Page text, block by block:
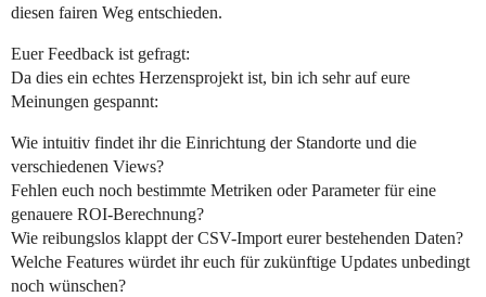
diesen fairen Weg entschieden.
Euer Feedback ist gefragt:
Da dies ein echtes Herzensprojekt ist, bin ich sehr auf eure
Meinungen gespannt:
Wie intuitiv findet ihr die Einrichtung der Standorte und die
verschiedenen Views?
Fehlen euch noch bestimmte Metriken oder Parameter für eine
genauere ROI-Berechnung?
Wie reibungslos klappt der CSV-Import eurer bestehenden Daten?
Welche Features würdet ihr euch für zukünftige Updates unbedingt
noch wünschen?